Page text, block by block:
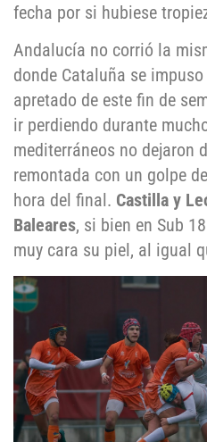
fecha por si hubiese
Andalucía no corrió la
donde Cataluña se
apretado de este fin de
ir perdiendo durante
mediterráneos no dejaron
remontada con un golpe
hora del final. Castilla y
Baleares, si bien en Sub
muy cara su piel, al igual